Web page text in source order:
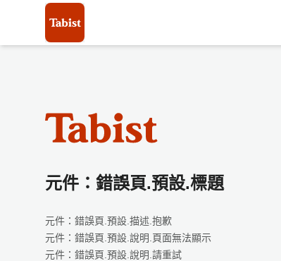
元件：錯誤頁.預設.標題
元件：錯誤頁.預設.描述.抱歉
元件：錯誤頁.預設.說明.頁面無法顯示
元件：錯誤頁.預設.說明.請重試